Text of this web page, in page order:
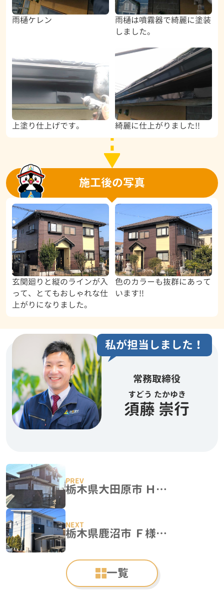
雨樋ケレン
雨樋は噴霧器で綺麗に塗装
しました。
上塗り仕上げです。 綺麗に仕上がりました!!
施工後の写真
玄関廻りと縦のラインが入
って、とてもおしゃれな仕
上がりになりました。
色のカラーも抜群にあって
います!!
私が担当しました！
常務取締役
すどう たかゆき
須藤 崇行
栃木県大田原市 Ｈ様邸 屋根外壁塗装工事
一覧
栃木県鹿沼市 Ｆ様邸 屋根外壁塗装工事